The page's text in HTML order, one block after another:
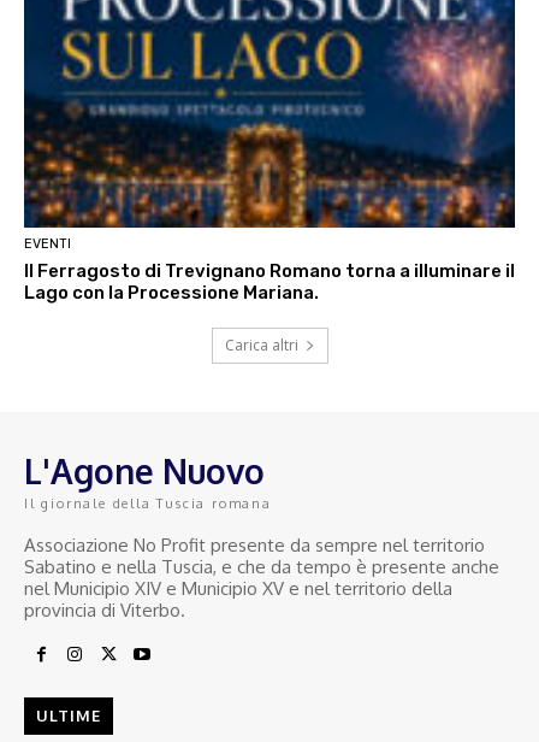
EVENTI
Il Ferragosto di Trevignano Romano torna a illuminare il
Lago con la Processione Mariana.
Carica altri
L'Agone Nuovo
Il giornale della Tuscia romana
Associazione No Profit presente da sempre nel territorio
Sabatino e nella Tuscia, e che da tempo è presente anche
nel Municipio XIV e Municipio XV e nel territorio della
provincia di Viterbo.
ULTIME